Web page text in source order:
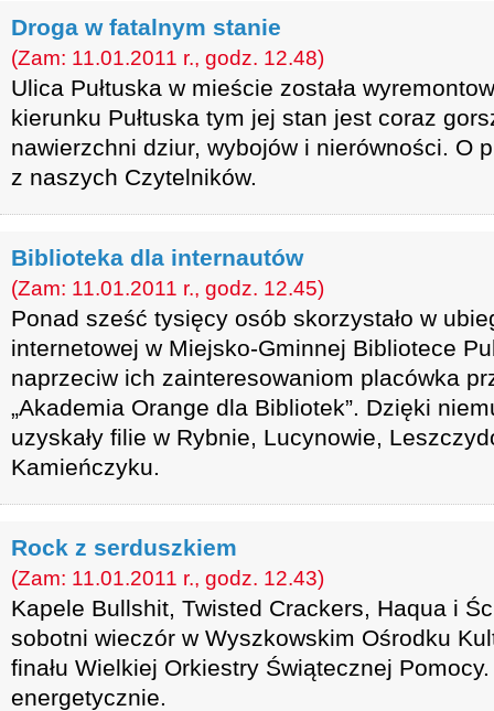
Droga w fatalnym stanie
(Zam: 11.01.2011 r., godz. 12.48)
Ulica Pułtuska w mieście została
kierunku Pułtuska tym jej stan jest coraz
nawierzchni dziur, wybojów i nierówności. O
z naszych Czytelników.
Biblioteka dla internautów
(Zam: 11.01.2011 r., godz. 12.45)
Ponad sześć tysięcy osób skorzystało w
internetowej w Miejsko-Gminnej Bibliotece
naprzeciw ich zainteresowaniom placówka
„Akademia Orange dla Bibliotek”. Dzięki
uzyskały filie w Rybnie, Lucynowie,
Kamieńczyku.
Rock z serduszkiem
(Zam: 11.01.2011 r., godz. 12.43)
Kapele Bullshit, Twisted Crackers, Haqua i
sobotni wieczór w Wyszkowskim Ośrodku
finału Wielkiej Orkiestry Świątecznej
energetycznie.